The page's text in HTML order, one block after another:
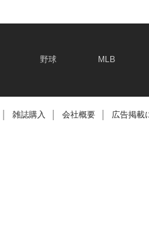
野球 MLB
雑誌購入 会社概要 広告掲載